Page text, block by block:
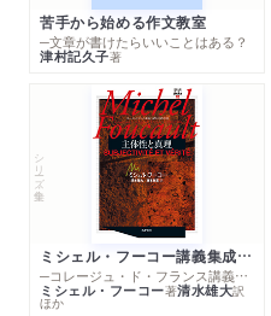
苦手から始める作文教室
─文章が書けたらいいことはある？
津村記久子著
シリーズ・全集
ミシェル・フーコー講義集成１０ 主体性と真理
─コレージュ・ド・フランス講義１９８０－１９８１年度
ミシェル・フーコー著清水雄大訳
ほか